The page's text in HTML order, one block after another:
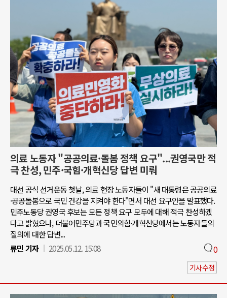
의료 노동자 "공공의료·돌봄 정책 요구"...권영국만 적
극 찬성, 민주·국힘·개혁신당 답변 미뤄
대선 공식 선거운동 첫날, 의료 현장 노동자들이 "새 대통령은 공공의료
·공공돌봄으로 국민 건강을 지켜야 한다"면서 대선 요구안을 발표했다.
민주노동당 권영국 후보는 모든 정책 요구 모두에 대해 적극 찬성하겠
다고 밝혔으나, 더불어민주당과 국민의힘·개혁신당에서는 노동자들의
질의에 대한 답변...
류민 기자
2025.05.12. 15:08 0
기사수정